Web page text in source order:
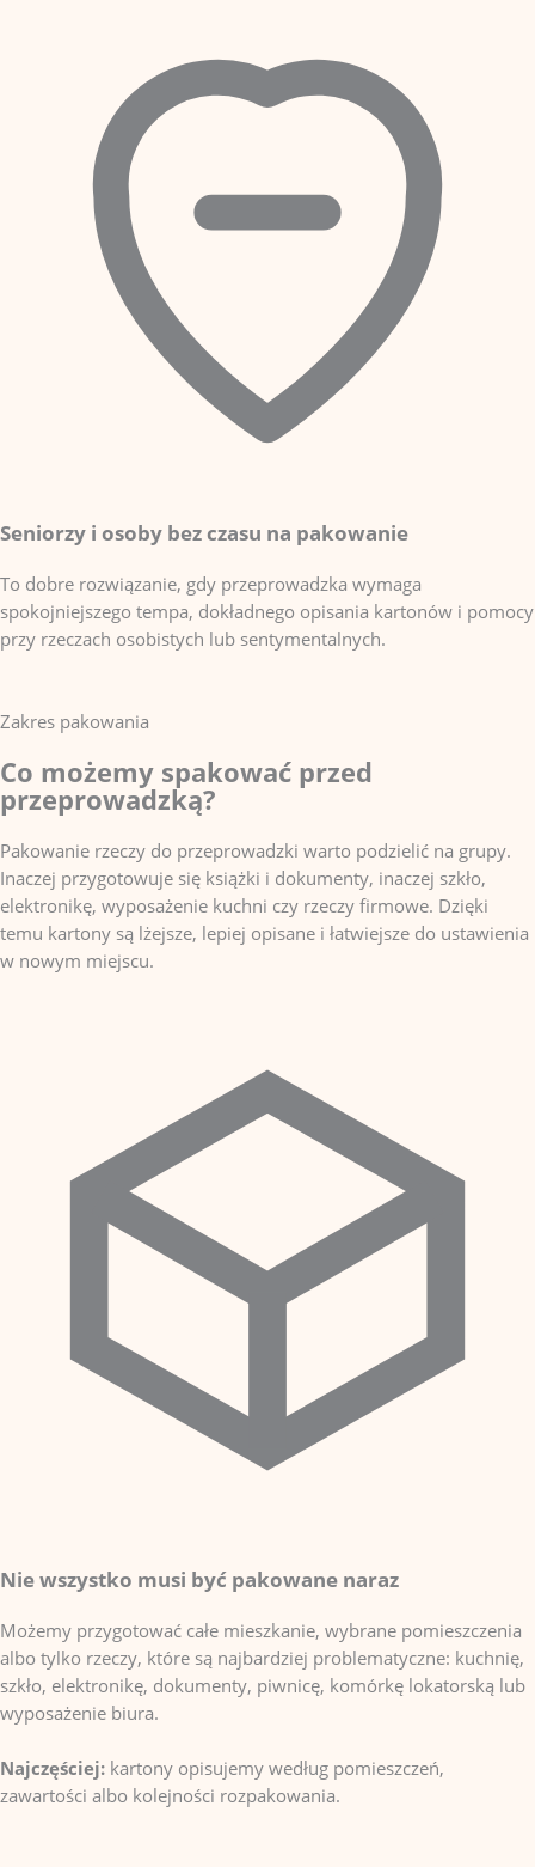
Seniorzy i osoby bez czasu na pakowanie
To dobre rozwiązanie, gdy przeprowadzka wymaga
spokojniejszego tempa, dokładnego opisania kartonów i pomocy
przy rzeczach osobistych lub sentymentalnych.
Zakres pakowania
Co możemy spakować przed
przeprowadzką?
Pakowanie rzeczy do przeprowadzki warto podzielić na grupy.
Inaczej przygotowuje się książki i dokumenty, inaczej szkło,
elektronikę, wyposażenie kuchni czy rzeczy firmowe. Dzięki
temu kartony są lżejsze, lepiej opisane i łatwiejsze do ustawienia
w nowym miejscu.
Nie wszystko musi być pakowane naraz
Możemy przygotować całe mieszkanie, wybrane pomieszczenia
albo tylko rzeczy, które są najbardziej problematyczne: kuchnię,
szkło, elektronikę, dokumenty, piwnicę, komórkę lokatorską lub
wyposażenie biura.
Najczęściej: kartony opisujemy według pomieszczeń,
zawartości albo kolejności rozpakowania.